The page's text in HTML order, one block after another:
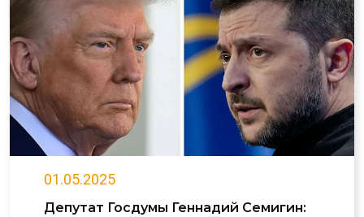
01.05.2025
Депутат Госдумы Геннадий Семигин: